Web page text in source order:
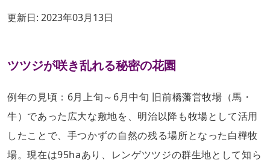
更新日: 2023年03月13日
ツツジが咲き乱れる秘密の花園
例年の見頃：6月上旬～6月中旬 旧前橋藩営牧場（馬・
牛）であった広大な敷地を、明治以降も牧場として活用
したことで、手つかずの自然の残る場所となった白樺牧
場。現在は95haあり、レンゲツツジの群生地として知ら